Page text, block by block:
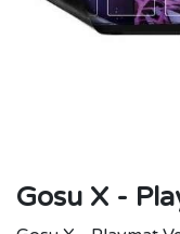
Gosu X -